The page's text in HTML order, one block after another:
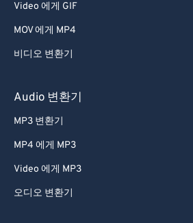
Video 에게 GIF
MOV 에게 MP4
비디오 변환기
Audio 변환기
MP3 변환기
MP4 에게 MP3
Video 에게 MP3
오디오 변환기